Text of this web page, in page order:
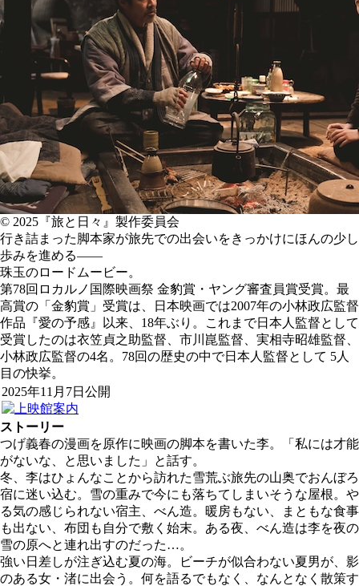
© 2025『旅と日々』製作委員会
行き詰まった脚本家が旅先での出会いをきっかけにほんの少し
歩みを進める——
珠玉のロードムービー。
第78回ロカルノ国際映画祭 金豹賞・ヤング審査員賞受賞。最
高賞の「金豹賞」受賞は、日本映画では2007年の小林政広監督
作品『愛の予感』以来、18年ぶり。これまで日本人監督として
受賞したのは衣笠貞之助監督、市川崑監督、実相寺昭雄監督、
小林政広監督の4名。78回の歴史の中で日本人監督として 5人
目の快挙。
2025年11月7日公開
ストーリー
つげ義春の漫画を原作に映画の脚本を書いた李。「私には才能
がないな、と思いました」と話す。
冬、李はひょんなことから訪れた雪荒ぶ旅先の山奥でおんぼろ
宿に迷い込む。雪の重みで今にも落ちてしまいそうな屋根。や
る気の感じられない宿主、べん造。暖房もない、まともな食事
も出ない、布団も自分で敷く始末。ある夜、べん造は李を夜の
雪の原へと連れ出すのだった…。
強い日差しが注ぎ込む夏の海。ビーチが似合わない夏男が、影
のある女・渚に出会う。何を語るでもなく、なんとなく散策す